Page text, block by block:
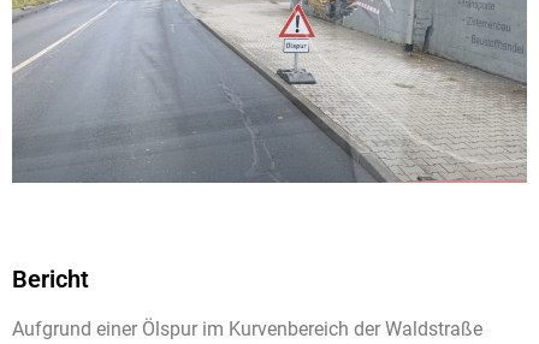
Bericht
Aufgrund einer Ölspur im Kurvenbereich der Waldstraße